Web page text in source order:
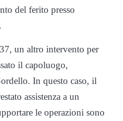
del ferito presso
.
un altro intervento per
il capoluogo,
In questo caso, il
assistenza a un
le operazioni sono